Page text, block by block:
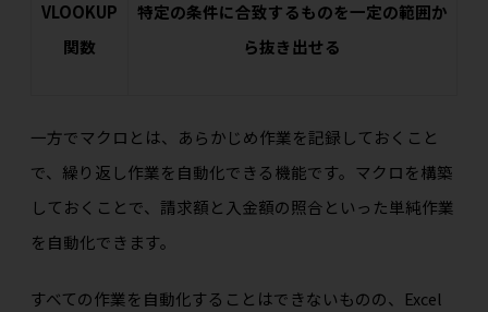
VLOOKUP
関数
特定の条件に合致するものを一定の範囲か
ら抜き出せる
一方でマクロとは、あらかじめ作業を記録しておくこと
で、繰り返し作業を自動化できる機能です。マクロを構築
しておくことで、請求額と入金額の照合といった単純作業
を自動化できます。
すべての作業を自動化することはできないものの、Excel